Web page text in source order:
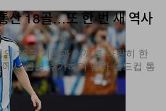
16골 기록과 어깨를 나란히 한
서 골을 추가하며 남자 월드컵 통
404